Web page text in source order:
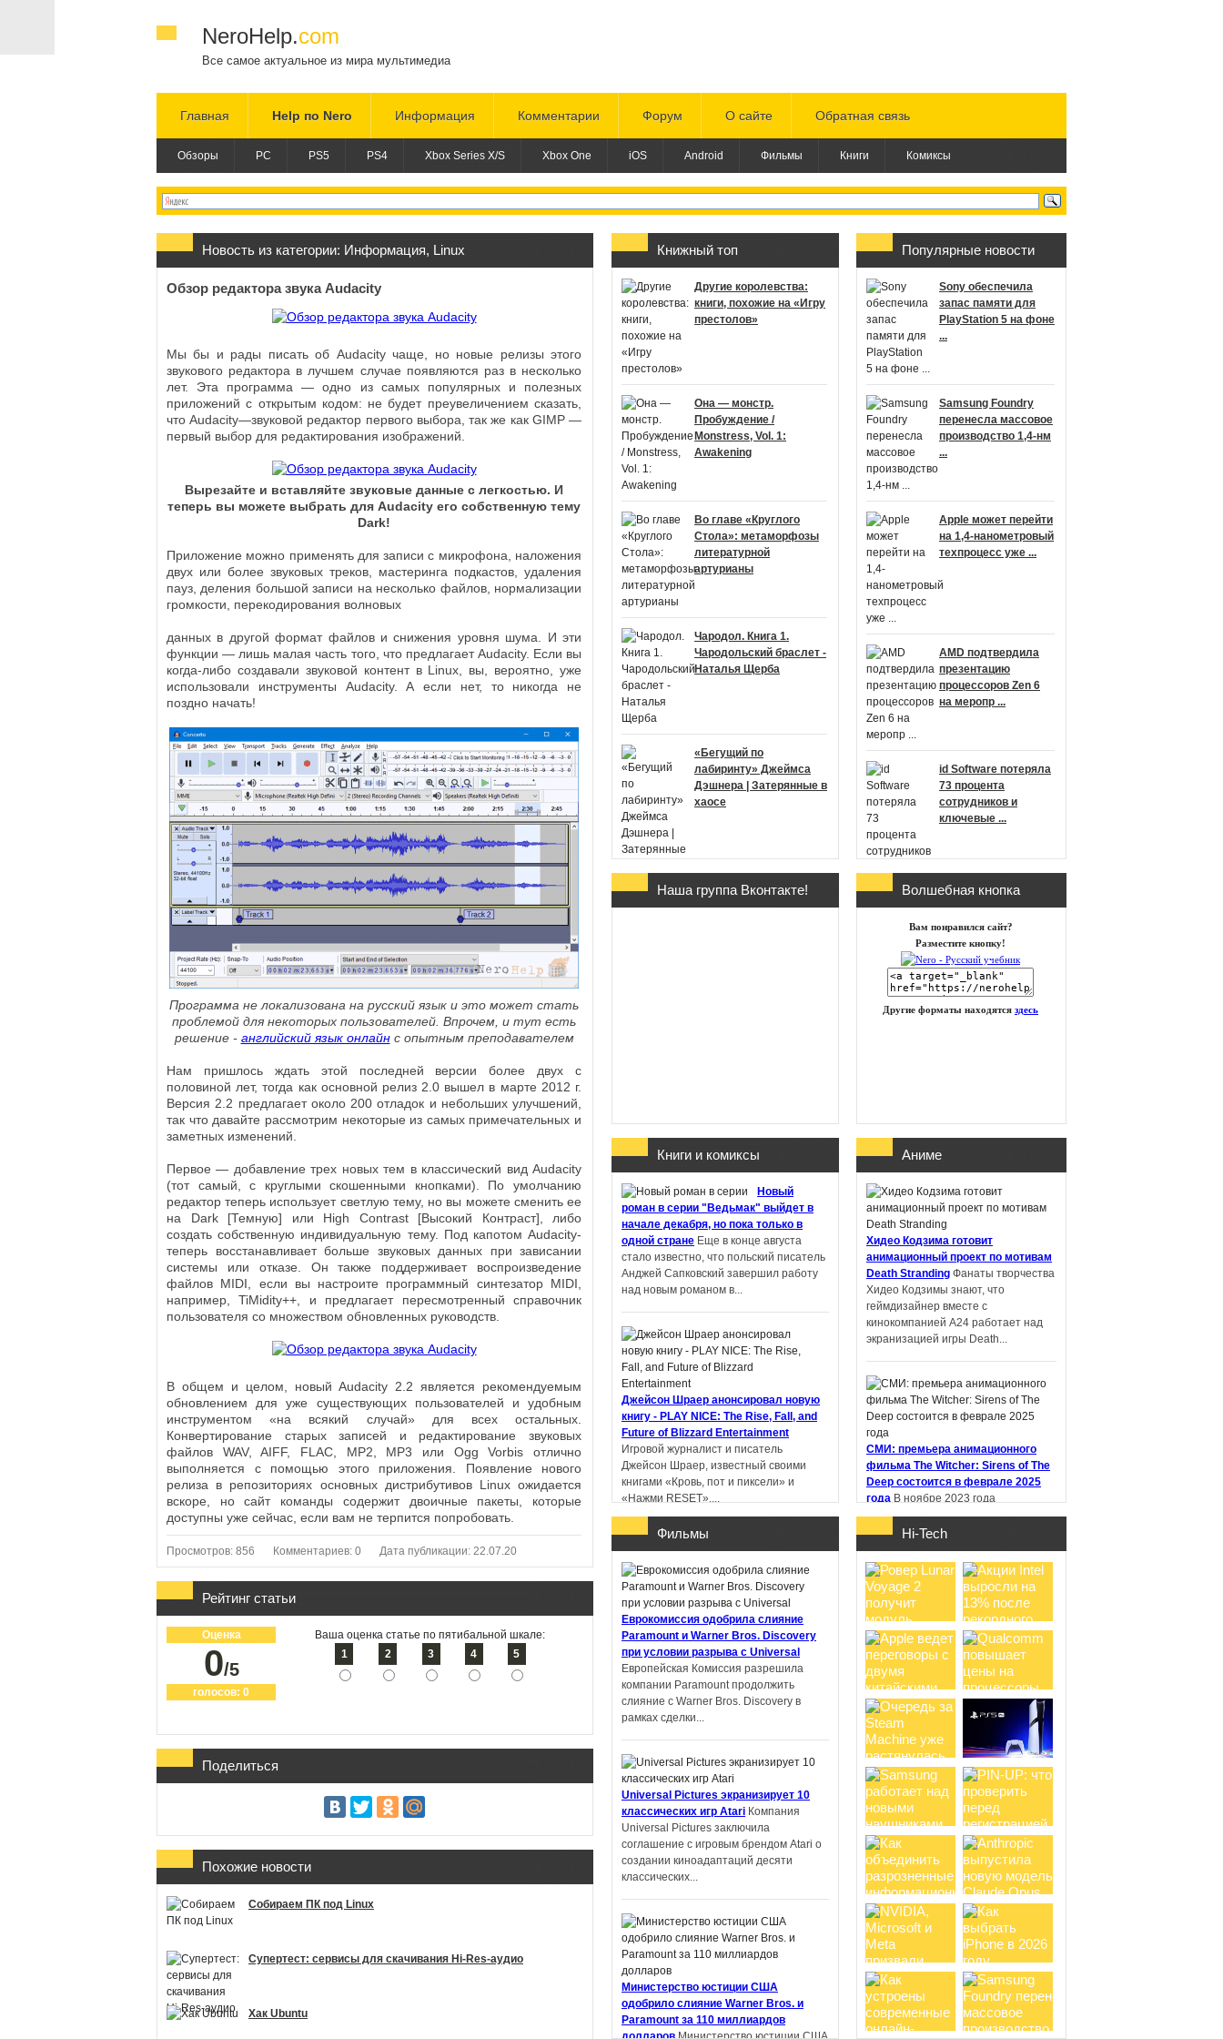
NeroHelp.com
Все самое актуальное из мира мультимедиа
Главная Help по Nero Информация Комментарии Форум О сайте Обратная связь
Обзоры PC PS5 PS4 Xbox Series X/S Xbox One iOS Android Фильмы Книги Комиксы
Новость из категории: Информация, Linux
Обзор редактора звука Audacity
Мы бы и рады писать об Audacity чаще, но новые релизы этого
звукового редактора в лучшем случае появляются раз в несколько
лет. Эта программа — одно из самых популярных и полезных
приложений с открытым кодом: не будет преувеличением сказать,
что Audacity—звуковой редактор первого выбора, так же как GIMP —
первый выбор для редактирования изображений.
Вырезайте и вставляйте звуковые данные с легкостью. И
теперь вы можете выбрать для Audacity его собственную тему
Dark!
Приложение можно применять для записи с микрофона, наложения
двух или более звуковых треков, мастеринга подкастов, удаления
пауз, деления большой записи на несколько файлов, нормализации
громкости, перекодирования волновых
данных в другой формат файлов и снижения уровня шума. И эти
функции — лишь малая часть того, что предлагает Audacity. Если вы
когда-либо создавали звуковой контент в Linux, вы, вероятно, уже
использовали инструменты Audacity. А если нет, то никогда не
поздно начать!
Программа не локализована на русский язык и это может стать
проблемой для некоторых пользователей. Впрочем, и тут есть
решение - английский язык онлайнс опытным преподавателем
Нам пришлось ждать этой последней версии более двух с
половиной лет, тогда как основной релиз 2.0 вышел в марте 2012 г.
Версия 2.2 предлагает около 200 отладок и небольших улучшений,
так что давайте рассмотрим некоторые из самых примечательных и
заметных изменений.
Первое — добавление трех новых тем в классический вид Audacity
(тот самый, с круглыми скошенными кнопками). По умолчанию
редактор теперь использует светлую тему, но вы можете сменить ее
на Dark [Темную] или High Contrast [Высокий Контраст], либо
создать собственную индивидуальную тему. Под капотом Audacity-
теперь восстанавливает больше звуковых данных при зависании
системы или отказе. Он также поддерживает воспроизведение
файлов MIDI, если вы настроите программный синтезатор MIDI,
например, TiMidity++, и предлагает пересмотренный справочник
пользователя со множеством обновленных руководств.
В общем и целом, новый Audacity 2.2 является рекомендуемым
обновлением для уже существующих пользователей и удобным
инструментом «на всякий случай» для всех остальных.
Конвертирование старых записей и редактирование звуковых
файлов WAV, AIFF, FLAC, МР2, MP3 или Ogg Vorbis отлично
выполняется с помощью этого приложения. Появление нового
релиза в репозиториях основных дистрибутивов Linux ожидается
вскоре, но сайт команды содержит двоичные пакеты, которые
доступны уже сейчас, если вам не терпится попробовать.
Просмотров: 856 Комментариев: 0 Дата публикации: 22.07.20
Рейтинг статьи
Оценка
0/5
голосов: 0
Ваша оценка статье по пятибальной шкале:
1
2 3 4 5
Поделиться
Похожие новости
Собираем ПК под Linux
Супертест: сервисы для скачивания Hi-Res-аудио
Хак Ubuntu
Книжный топ
Другие королевства:
книги, похожие на «Игру
престолов»
Она — монстр.
Пробуждение /
Monstress, Vol. 1:
Awakening
Во главе «Круглого
Стола»: метаморфозы
литературной
артурианы
Чародол. Книга 1.
Чародольский браслет -
Наталья Щерба
«Бегущий по
лабиринту» Джеймса
Дэшнера | Затерянные в
хаосе
Гарри Поттер и Дары
призраки - Джон Бойн
Пандемониум. Город
тёмных секретов -
Ученик рейнджера.
Руины Горлана - Джон
Фланаган
Наша группа Вконтакте!
Книги и комиксы
Новый
роман в серии "Ведьмак" выйдет в
начале декабря, но пока только в
одной стране Еще в конце августа
стало известно, что польский писатель
Анджей Сапковский завершил работу
над новым романом в...
Джейсон Шраер анонсировал новую
книгу - PLAY NICE: The Rise, Fall, and
Future of Blizzard Entertainment
Игровой журналист и писатель
Джейсон Шраер, известный своими
книгами «Кровь, пот и пиксели» и
«Нажми RESET»,...
В Китае литературную премию
получил роман, написанный с
помощью ИИПрофессор Пекинского
университета Шэнь Ян получил
престижную награду на литературном
конкурсе в Китае. Но оказалось,...
Автор фанфиков по «Властелину
колец» подал в суд на Amazon и
теперь должен выплатить компании
$134 тысячДеметрий Полихрон,
обвинивший Amazon и Tolkien Estate в
том, что компании украли идеи из его
фанфика по «Властелину...
Apple экранизирует серию научно-
фантастических книг «Дневники
Киллербота»Apple работает над
экранизацией отмеченных премией
Фильмы
Еврокомиссия одобрила слияние
Paramount и Warner Bros. Discovery
при условии разрыва с Universal
Европейская Комиссия разрешила
компании Paramount продолжить
слияние с Warner Bros. Discovery в
рамках сделки...
Universal Pictures экранизирует 10
классических игр Atari Компания
Universal Pictures заключила
соглашение с игровым брендом Atari о
создании киноадаптаций десяти
классических...
Министерство юстиции США
одобрило слияние Warner Bros. и
Paramount за 110 миллиардов
долларовМинистерство юстиции США
Популярные новости
Sony обеспечила
запас памяти для
PlayStation 5 на фоне
...
Samsung Foundry
перенесла массовое
производство 1,4-нм
...
Apple может перейти
на 1,4-нанометровый
техпроцесс уже ...
AMD подтвердила
презентацию
процессоров Zen 6
на меропр ...
id Software потеряла
73 процента
сотрудников и
ключевые ...
анонсировала новые
игры в Xbox Game
Pass на п ...
Глава Xbox
бизнеса посл ...
PIN-UP: что
проверить перед
регистрацией и
первым депоз ...
Samsung работает
наушниками Galaxy
Buds с не ...
Волшебная кнопка
Вам понравился сайт?
Разместите кнопку!
Другие форматы находятся здесь
Аниме
Хидео Кодзима готовит
анимационный проект по мотивам
Death Stranding Фанаты творчества
Хидео Кодзимы знают, что
геймдизайнер вместе с
кинокомпанией A24 работает над
экранизацией игры Death...
СМИ: премьера анимационного
фильма The Witcher: Sirens of The
Deep состоится в феврале 2025
года В ноябре 2023 года
стриминговый сервис Netflix
анонсировал анимационный фильм
Witcher:...
Новый хит от Netflix:
анимационный сериал Terminator
Zero получает восторженные
отзывы зрителей
Несколько дней
назад на стриминговом сервисе
Netflix состоялась премьера
анимационного сериала Terminator
Zero от...
обзаведется анимационными
проектами, но ждать второй сезон
Edgerunners не стоитВ сентябре
2022 года на Netflix вышел аниме-
сериал Cyberpunk: Edgerunners,
получивший 100% свежести от
критиков и 95%...
Hi-Tech